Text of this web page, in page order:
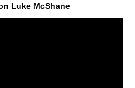
Luke McShane